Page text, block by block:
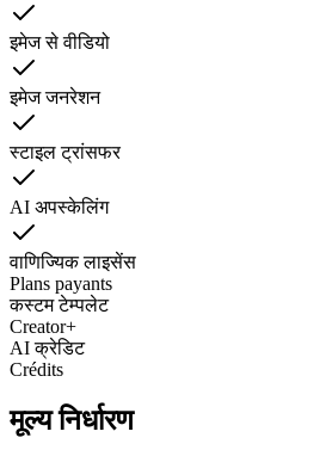
इमेज से वीडियो
इमेज जनरेशन
स्टाइल ट्रांसफर
AI अपस्केलिंग
वाणिज्यिक लाइसेंस
Plans payants
कस्टम टेम्पलेट
Creator+
AI क्रेडिट
Crédits
मूल्य निर्धारण